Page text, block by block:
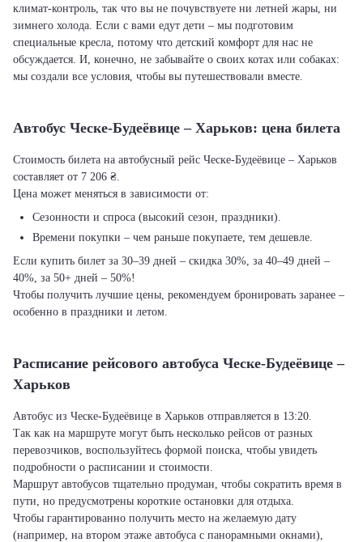
климат-контроль, так что вы не почувствуете ни летней жары, ни
зимнего холода. Если с вами едут дети – мы подготовим
специальные кресла, потому что детский комфорт для нас не
обсуждается. И, конечно, не забывайте о своих котах или собаках:
мы создали все условия, чтобы вы путешествовали вместе.
Автобус Ческе-Будеёвице – Харьков: цена билета
Стоимость билета на автобусный рейс Ческе-Будеёвице – Харьков
составляет от 7 206 ₴.
Цена может меняться в зависимости от:
Сезонности и спроса (высокий сезон, праздники).
Времени покупки – чем раньше покупаете, тем дешевле.
Если купить билет за 30–39 дней – скидка 30%, за 40–49 дней –
40%, за 50+ дней – 50%!
Чтобы получить лучшие цены, рекомендуем бронировать заранее –
особенно в праздники и летом.
Расписание рейсового автобуса Ческе-Будеёвице –
Харьков
Автобус из Ческе-Будеёвице в Харьков отправляется в 13:20.
Так как на маршруте могут быть несколько рейсов от разных
перевозчиков, воспользуйтесь формой поиска, чтобы увидеть
подробности о расписании и стоимости.
Маршрут автобусов тщательно продуман, чтобы сократить время в
пути, но предусмотрены короткие остановки для отдыха.
Чтобы гарантированно получить место на желаемую дату
(например, на втором этаже автобуса с панорамными окнами),